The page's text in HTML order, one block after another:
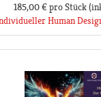
185,00 €pro Stück
Human